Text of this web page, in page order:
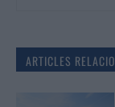
ARTICLES